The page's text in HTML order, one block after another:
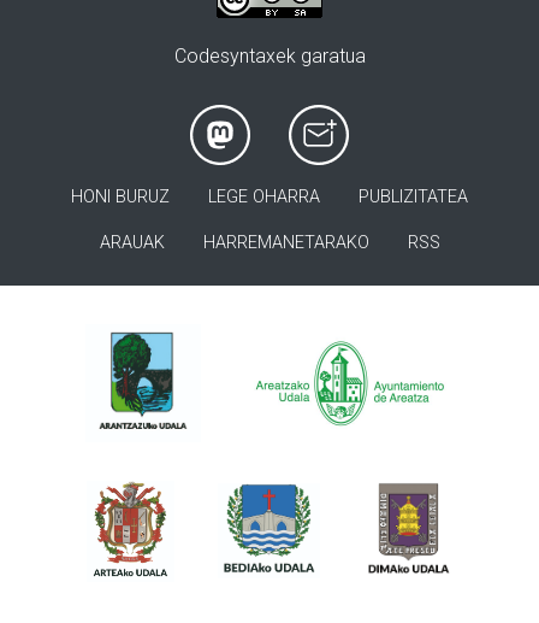
Codesyntaxek garatua
HONI BURUZ LEGE OHARRA PUBLIZITATEA
ARAUAK HARREMANETARAKO RSS